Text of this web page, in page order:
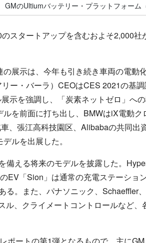
GMのUltiumバッテリー・プラットフォーム
スタートアップを含むおよそ2,000社
展示は、今年も引き続き車両の電動
ー・バーラ）CEOはCES 2021の基
示を強調し、「炭素ネットゼロ」へ
を前面に打ち出し、BMWはiX電動ク
、張江高科技園区、Alibabaの共同出
ルを出展した。
える将来のモデルを披露した。
EV「Sion」は通常の充電ステーショ
。また、パナソニック、Schaeffler、
、クライメートコントロールなど、